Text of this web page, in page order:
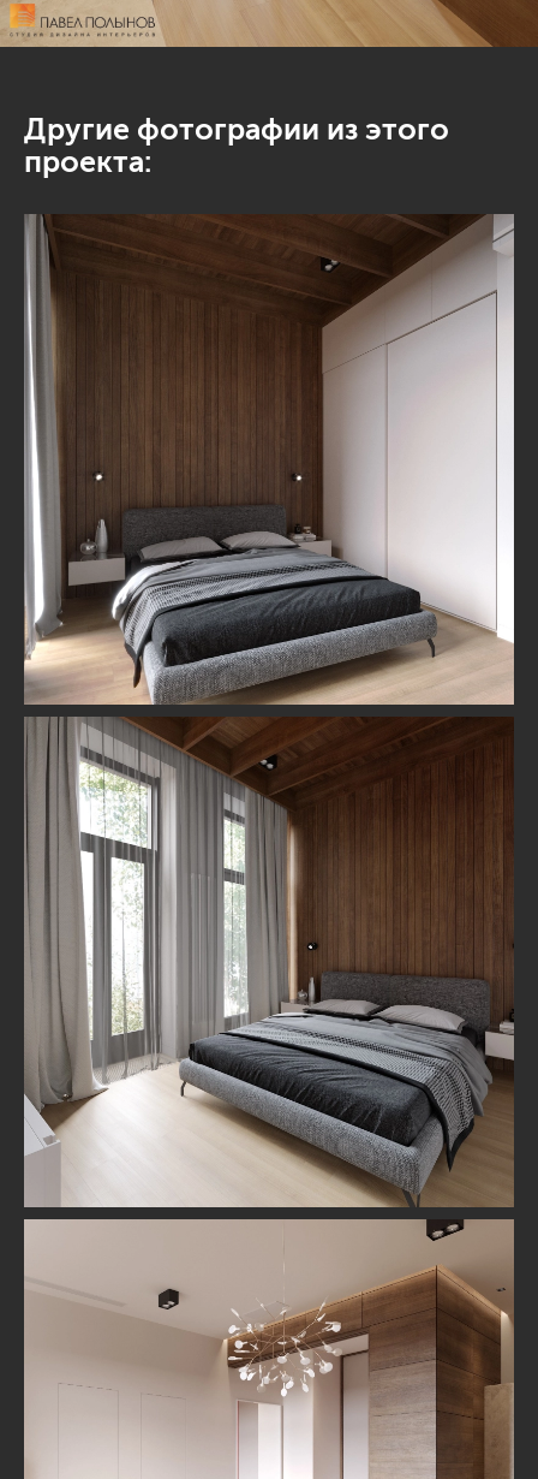
Другие фотографии из этого
проекта: